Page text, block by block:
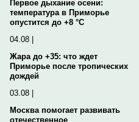
Первое дыхание осени:
температура в Приморье
опустится до +8 °C
04.08 |
Жара до +35: что ждет
Приморье после тропических
дождей
03.08 |
Москва помогает развивать
отечественное